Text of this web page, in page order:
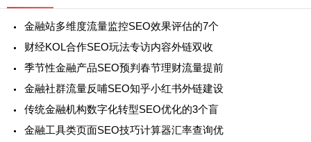
金融站多维度流量监控SEO效果评估的7个
财经KOL合作SEO玩法专访内容外链双收
季节性金融产品SEO预判春节理财流量提前
金融社群流量反哺SEO知乎小红书外链建设
传统金融机构数字化转型SEO优化的3个盲
金融工具类页面SEO技巧计算器汇率查询优